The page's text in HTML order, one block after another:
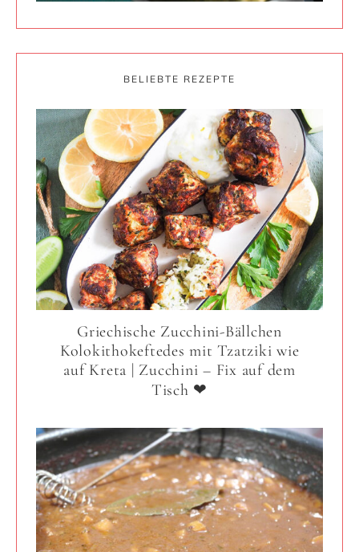
BELIEBTE REZEPTE
Griechische Zucchini-Bällchen
Kolokithokeftedes mit Tzatziki wie
auf Kreta | Zucchini – Fix auf dem
Tisch ❤